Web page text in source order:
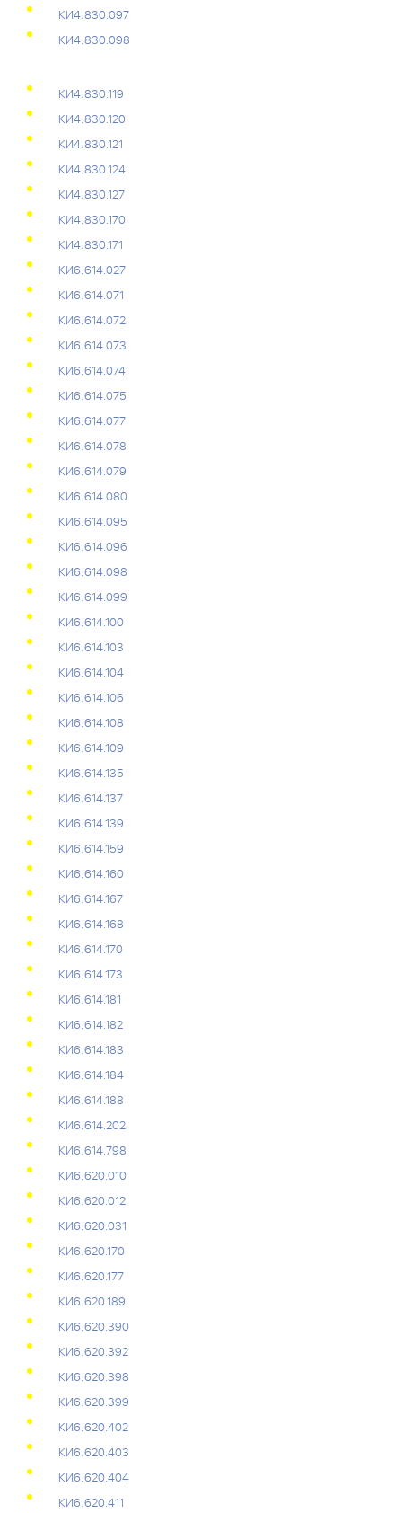
КИ4.830.097
КИ4.830.098
КИ4.830.119
КИ4.830.120
КИ4.830.121
КИ4.830.124
КИ4.830.127
КИ4.830.170
КИ4.830.171
КИ6.614.027
КИ6.614.071
КИ6.614.072
КИ6.614.073
КИ6.614.074
КИ6.614.075
КИ6.614.077
КИ6.614.078
КИ6.614.079
КИ6.614.080
КИ6.614.095
КИ6.614.096
КИ6.614.098
КИ6.614.099
КИ6.614.100
КИ6.614.103
КИ6.614.104
КИ6.614.106
КИ6.614.108
КИ6.614.109
КИ6.614.135
КИ6.614.137
КИ6.614.139
КИ6.614.159
КИ6.614.160
КИ6.614.167
КИ6.614.168
КИ6.614.170
КИ6.614.173
КИ6.614.181
КИ6.614.182
КИ6.614.183
КИ6.614.184
КИ6.614.188
КИ6.614.202
КИ6.614.798
КИ6.620.010
КИ6.620.012
КИ6.620.031
КИ6.620.170
КИ6.620.177
КИ6.620.189
КИ6.620.390
КИ6.620.392
КИ6.620.398
КИ6.620.399
КИ6.620.402
КИ6.620.403
КИ6.620.404
КИ6.620.411